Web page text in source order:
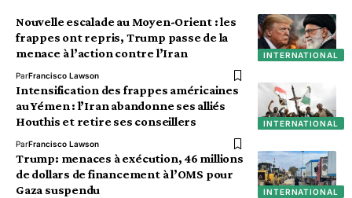
INTERNATIONAL
Nouvelle escalade au Moyen-Orient : les
frappes ont repris, Trump passe de la
menace à l’action contre l’Iran
ParFrancisco Lawson
INTERNATIONAL
Intensification des frappes américaines
au Yémen : l’Iran abandonne ses alliés
Houthis et retire ses conseillers
ParFrancisco Lawson
INTERNATIONAL
Trump: menaces à exécution, 46 millions
de dollars de financement à l’OMS pour
Gaza suspendu